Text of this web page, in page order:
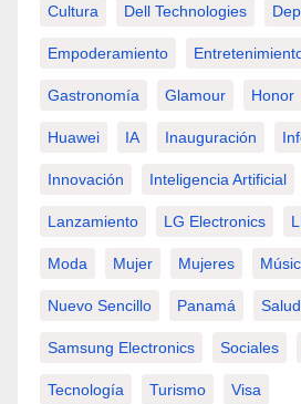
Cultura Dell Technologies
Empoderamiento
Gastronomía Glamour Honor
Huawei IA Inauguración
Innovación Inteligencia Artificial
Lanzamiento LG Electronics
Moda Mujer Mujeres
Nuevo Sencillo Panamá Salud
Samsung Electronics Sociales
Tecnología Turismo Visa